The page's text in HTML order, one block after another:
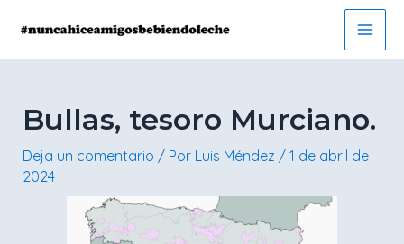
contenido
Main
Bullas, tesoro Murciano.
Deja un comentario / Por Luis Méndez / 1 de abril de
2024
de
entradas